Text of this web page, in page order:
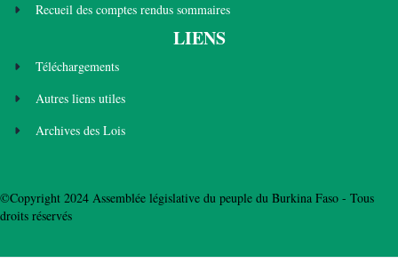
Recueil des comptes rendus sommaires
LIENS
Téléchargements
Autres liens utiles
Archives des Lois
©Copyright 2024 Assemblée législative du peuple du Burkina Faso - Tous
droits réservés